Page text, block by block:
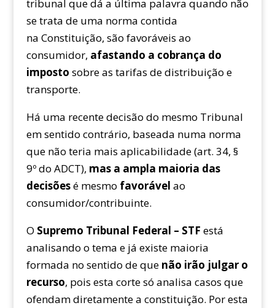
tribunal que dá a última palavra quando não
se trata de uma norma contida
na Constituição, são favoráveis ao
consumidor, afastando a cobrança do
imposto sobre as tarifas de distribuição e
transporte.
Há uma recente decisão do mesmo Tribunal
em sentido contrário, baseada numa norma
que não teria mais aplicabilidade (art. 34, §
9º do ADCT), mas a ampla maioria das
decisõesé mesmo favorável ao
consumidor/contribuinte.
O Supremo Tribunal Federal – STF está
analisando o tema e já existe maioria
formada no sentido de que não irão julgar o
recurso, pois esta corte só analisa casos que
ofendam diretamente a constituição. Por esta